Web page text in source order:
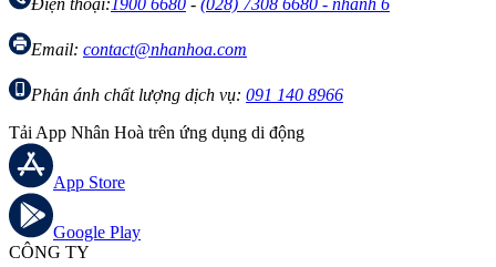
Điện thoại: 1900 6680 - (028) 7308 6680 - nhánh 6
Email: contact@nhanhoa.com
Phản ánh chất lượng dịch vụ: 091 140 8966
Tải App Nhân Hoà trên ứng dụng di động
App Store
Google Play
CÔNG TY